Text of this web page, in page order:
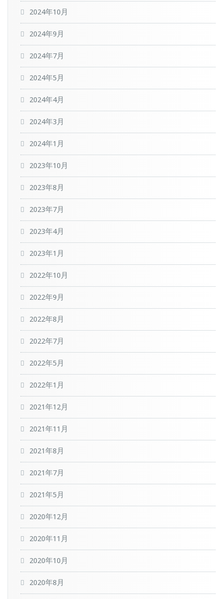
2024年10月
2024年9月
2024年7月
2024年5月
2024年4月
2024年3月
2024年1月
2023年10月
2023年8月
2023年7月
2023年4月
2023年1月
2022年10月
2022年9月
2022年8月
2022年7月
2022年5月
2022年1月
2021年12月
2021年11月
2021年8月
2021年7月
2021年5月
2020年12月
2020年11月
2020年10月
2020年8月